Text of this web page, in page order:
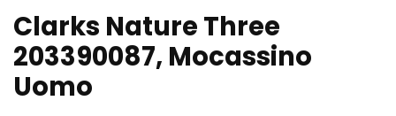
Clarks Nature Three
203390087, Mocassino
Uomo